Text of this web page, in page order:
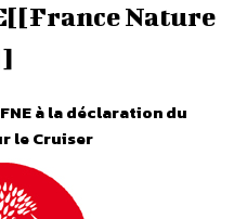
Nature
à la déclaration du
le Cruiser